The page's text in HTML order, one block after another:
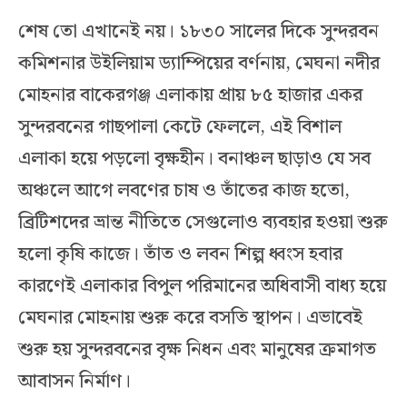
শেষ তো এখানেই নয়। ১৮৩০ সালের দিকে সুন্দরবন
কমিশনার উইলিয়াম ড্যাম্পিয়ের বর্ণনায়, মেঘনা নদীর
মোহনার বাকেরগঞ্জ এলাকায় প্রায় ৮৫ হাজার একর
সুন্দরবনের গাছপালা কেটে ফেললে, এই বিশাল
এলাকা হয়ে পড়লো বৃক্ষহীন। বনাঞ্চল ছাড়াও যে সব
অঞ্চলে আগে লবণের চাষ ও তাঁতের কাজ হতো,
ব্রিটিশদের ভ্রান্ত নীতিতে সেগুলোও ব্যবহার হওয়া শুরু
হলো কৃষি কাজে। তাঁত ও লবন শিল্প ধ্বংস হবার
কারণেই এলাকার বিপুল পরিমানের অধিবাসী বাধ্য হয়ে
মেঘনার মোহনায় শুরু করে বসতি স্থাপন। এভাবেই
শুরু হয় সুন্দরবনের বৃক্ষ নিধন এবং মানুষের ক্রমাগত
আবাসন নির্মাণ।